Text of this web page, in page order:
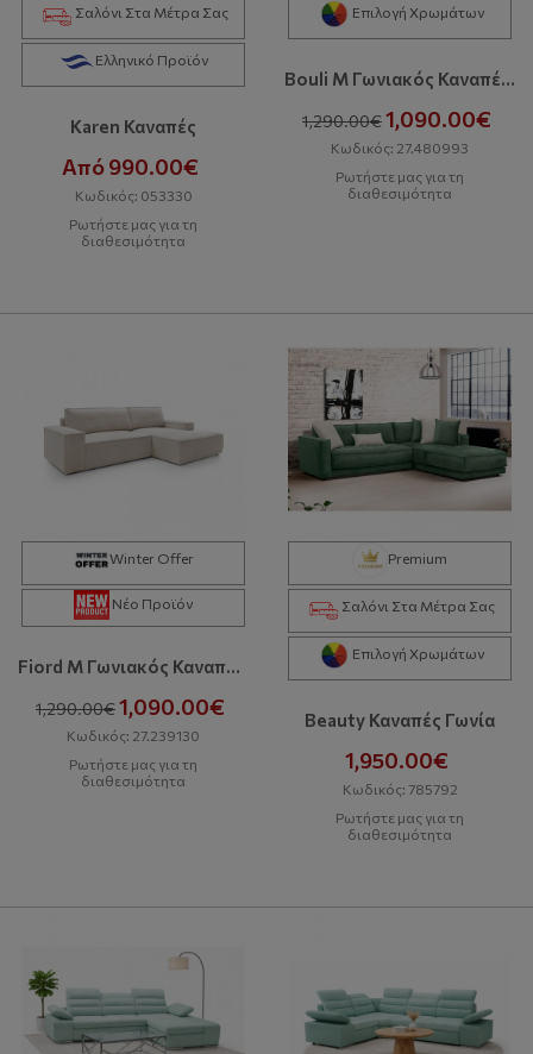
Σαλόνι Στα Μέτρα Σας
Ελληνικό Προϊόν
Karen Καναπές
Από 990.00€
Κωδικός: 053330
Ρωτήστε μας για τη
διαθεσιμότητα
Επιλογή Χρωμάτων
Bouli M Γωνιακός Καναπές Με Κρεβάτι Και Αποθηκευτικό Χώρο
1,290.00€1,090.00€
Κωδικός: 27.480993
Ρωτήστε μας για τη
διαθεσιμότητα
Winter Offer
Νέο Προϊόν
Fiord M Γωνιακός Καναπές Με Κρεβάτι Και Αποθηκευτικό Χώρο
1,290.00€1,090.00€
Κωδικός: 27.239130
Ρωτήστε μας για τη
διαθεσιμότητα
Premium
Σαλόνι Στα Μέτρα Σας
Επιλογή Χρωμάτων
Beauty Καναπές Γωνία
1,950.00€
Κωδικός: 785792
Ρωτήστε μας για τη
διαθεσιμότητα